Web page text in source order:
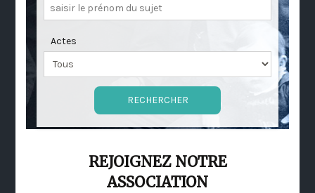
Actes
REJOIGNEZ NOTRE
ASSOCIATION